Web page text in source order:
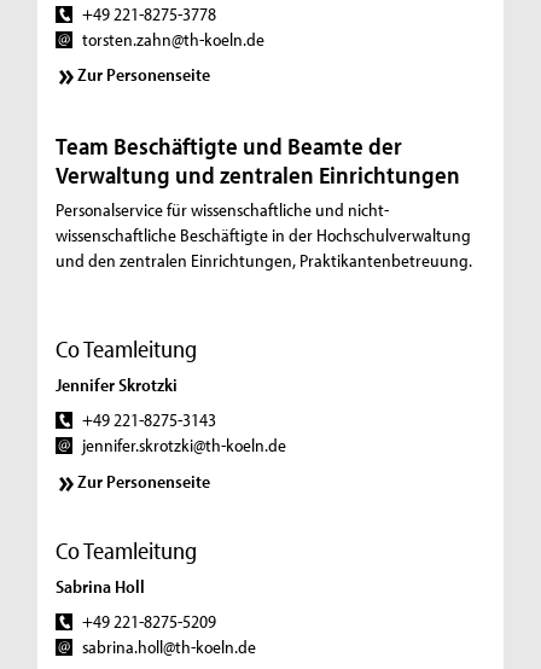
+49 221-8275-3778
torsten.zahn@th-koeln.de
Zur Personenseite
Team Beschäftigte und Beamte der
Verwaltung und zentralen Einrichtungen
Personalservice für wissenschaftliche und nicht-
wissenschaftliche Beschäftigte in der Hochschulverwaltung
und den zentralen Einrichtungen, Praktikantenbetreuung.
Co Teamleitung
Jennifer Skrotzki
+49 221-8275-3143
jennifer.skrotzki@th-koeln.de
Zur Personenseite
Co Teamleitung
Sabrina Holl
+49 221-8275-5209
sabrina.holl@th-koeln.de